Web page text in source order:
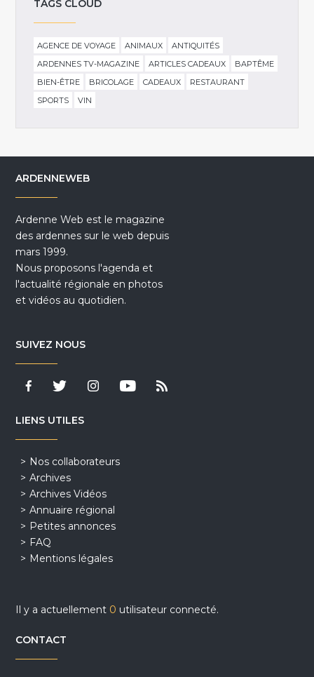
TAGS CLOUD
AGENCE DE VOYAGE ANIMAUX
ANTIQUITÉS
ARDENNES TV-MAGAZINE
ARTICLES CADEAUX
BAPTÊME
BIEN-ÊTRE
BRICOLAGE CADEAUX
RESTAURANT
SPORTS
VIN
ARDENNEWEB
Ardenne Web est le magazine
des ardennes sur le web depuis
mars 1999.
Nous proposons l'agenda et
l'actualité régionale en photos
et vidéos au quotidien.
SUIVEZ NOUS
LIENS UTILES
Nos collaborateurs
Archives
Archives Vidéos
Annuaire régional
Petites annonces
FAQ
Mentions légales
Il y a actuellement 0 utilisateur connecté.
CONTACT